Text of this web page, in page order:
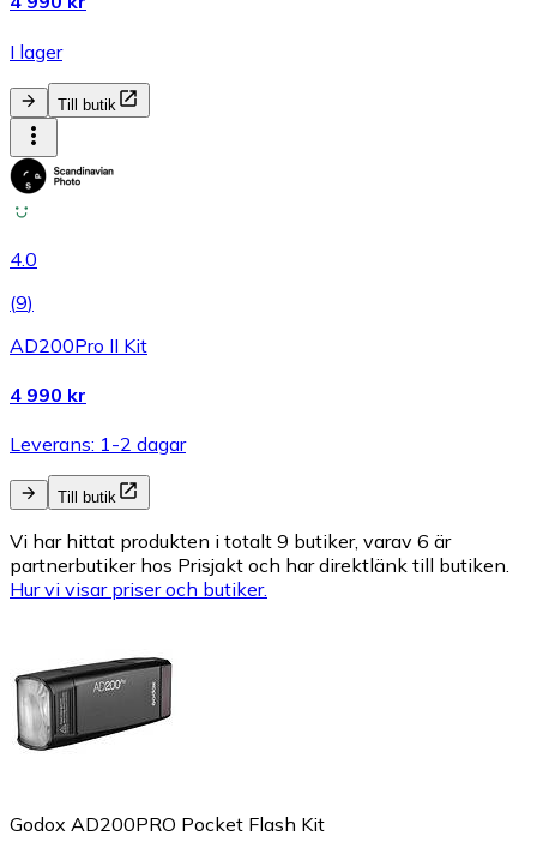
I lager
Till butik
4.0
(9)
AD200Pro II Kit
4 990 kr
Leverans: 1-2 dagar
Till butik
Vi har hittat produkten i totalt 9 butiker, varav 6 är
partnerbutiker hos Prisjakt och har direktlänk till butiken.
Hur vi visar priser och butiker.
Godox AD200PRO Pocket Flash Kit